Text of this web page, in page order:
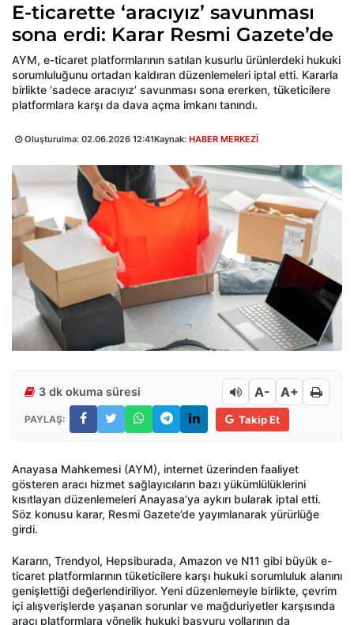
E-ticarette ‘aracıyız’ savunması
sona erdi: Karar Resmi Gazete’de
AYM, e-ticaret platformlarının satılan kusurlu ürünlerdeki hukuki
sorumluluğunu ortadan kaldıran düzenlemeleri iptal etti. Kararla
birlikte ‘sadece aracıyız’ savunması sona ererken, tüketicilere
platformlara karşı da dava açma imkanı tanındı.
Oluşturulma: 02.06.2026 12:41Kaynak: HABER MERKEZİ
3 dk okuma süresi A- A+
PAYLAŞ: Takip Et
Anayasa Mahkemesi (AYM), internet üzerinden faaliyet
gösteren aracı hizmet sağlayıcıların bazı yükümlülüklerini
kısıtlayan düzenlemeleri Anayasa’ya aykırı bularak iptal etti.
Söz konusu karar, Resmi Gazete’de yayımlanarak yürürlüğe
girdi.
Kararın, Trendyol, Hepsiburada, Amazon ve N11 gibi büyük e-
ticaret platformlarının tüketicilere karşı hukuki sorumluluk alanını
genişlettiği değerlendiriliyor. Yeni düzenlemeyle birlikte, çevrim
içi alışverişlerde yaşanan sorunlar ve mağduriyetler karşısında
aracı platformlara yönelik hukuki başvuru yollarının da